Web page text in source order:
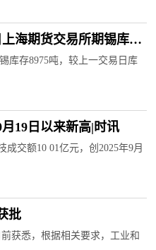
海期货交易所期锡库存
库存8975吨，较上一交易日库
19日以来新高|时讯
交额10 01亿元，创2025年9月
批
获悉，根据相关要求，工业和